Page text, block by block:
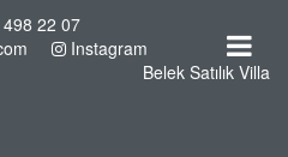
22 07
Instagram
Belek Satılık Villa